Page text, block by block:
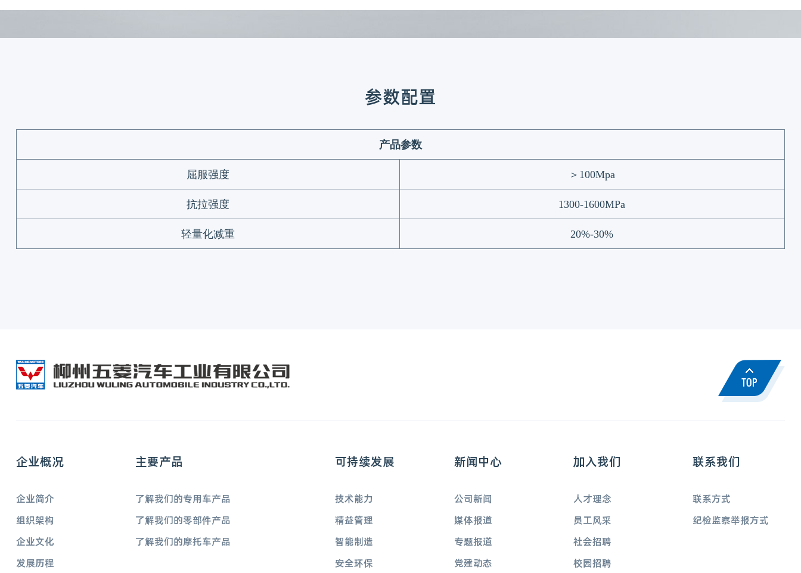
参数配置
产品参数
屈服强度 ＞ 100Mpa
抗拉强度 1300-1600MPa
轻量化减重 20%-30%
企业概况
企业简介
组织架构
企业文化
发展历程
主要产品
了解我们的专用车产品
了解我们的零部件产品
了解我们的摩托车产品
可持续发展
技术能力
精益管理
智能制造
安全环保
新闻中心
公司新闻
媒体报道
专题报道
党建动态
加入我们
人才理念
员工风采
社会招聘
校园招聘
联系我们
联系方式
纪检监察举报方式